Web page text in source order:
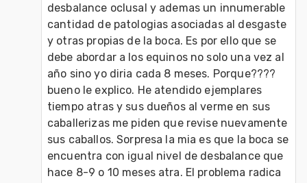
desbalance oclusal y ademas un innumerable
cantidad de patologias asociadas al desgaste
y otras propias de la boca. Es por ello que se
debe abordar a los equinos no solo una vez al
año sino yo diria cada 8 meses. Porque????
bueno le explico. He atendido ejemplares
tiempo atras y sus dueños al verme en sus
caballerizas me piden que revise nuevamente
sus caballos. Sorpresa la mia es que la boca se
encuentra con igual nivel de desbalance que
hace 8-9 o 10 meses atra. El problema radica